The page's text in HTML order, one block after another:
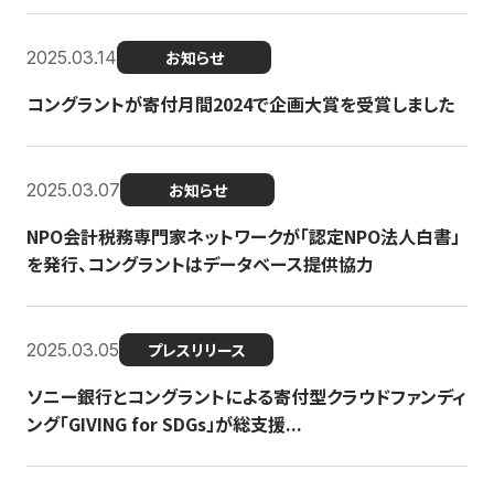
2025.03.14 お知らせ
コングラントが寄付月間2024で企画大賞を受賞しました
2025.03.07 お知らせ
NPO会計税務専門家ネットワークが「認定NPO法人白書」
を発行、コングラントはデータベース提供協力
2025.03.05 プレスリリース
ソニー銀行とコングラントによる寄付型クラウドファンディ
ング「GIVING for SDGs」が総支援...